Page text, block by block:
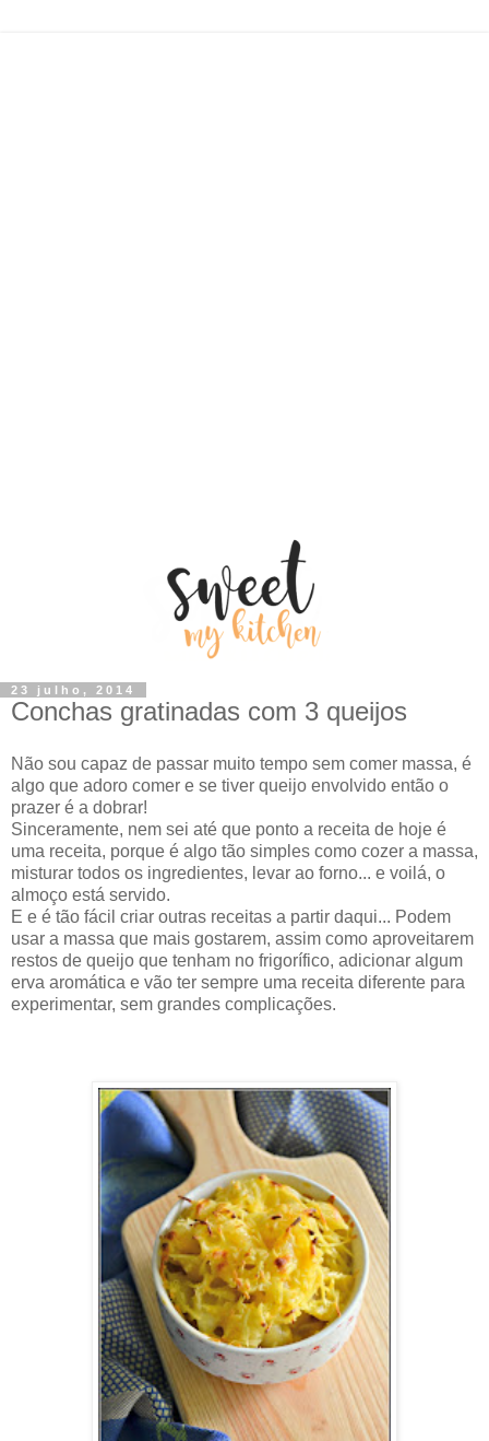
23 julho, 2014
Conchas gratinadas com 3 queijos
Não sou capaz de passar muito tempo sem comer massa, é
algo que adoro comer e se tiver queijo envolvido então o
prazer é a dobrar!
Sinceramente, nem sei até que ponto a receita de hoje é
uma receita, porque é algo tão simples como cozer a massa,
misturar todos os ingredientes, levar ao forno... e voilá, o
almoço está servido.
E e é tão fácil criar outras receitas a partir daqui... Podem
usar a massa que mais gostarem, assim como aproveitarem
restos de queijo que tenham no frigorífico, adicionar algum
erva aromática e vão ter sempre uma receita diferente para
experimentar, sem grandes complicações.